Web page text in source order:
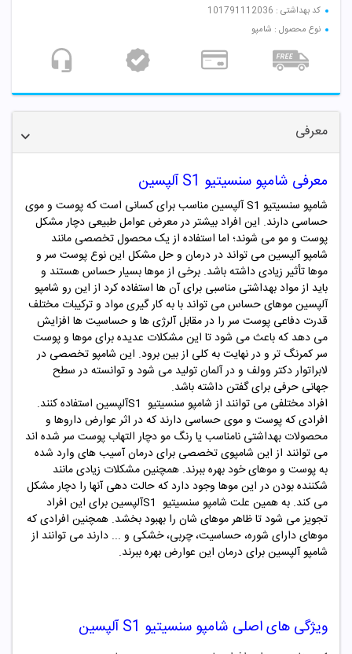
کد بهداشتی : 101791112036
نوع محصول : شامپو
معرفی
معرفی شامپو سنسیتیو S1 آلپسین
شامپو سنسیتیو S1 آلپسین مناسب برای کسانی است که پوست و موی
حساسی دارند. این افراد بیشتر در معرض عوامل طبیعی دچار مشکل
پوست و مو می شوند؛ اما استفاده از یک محصول تخصصی مانند
شامپو آلیسین می تواند در درمان و حل مشکل این نوع پوست سر و
موها تأثیر زیادی داشته باشد. برخی از موها بسیار حساس هستند و
باید از مواد بهداشتی مناسبی برای آن ها استفاده کرد از این رو شامپو
آلپسین موهای حساس می تواند با به کار گیری مواد و ترکیبات مختلف
قدرت دفاعی پوست سر را در مقابل آلرژی ها و حساسیت ها افزایش
می دهد که باعث می شود تا این مشکلات عدیده برای موها و پوست
سر کمرنگ تر و در نهایت به کلی از بین برود. این شامپو تخصصی در
لابراتوار دکتر وولف و در آلمان تولید می شود و توانسته در سطح
جهانی حرفی برای گفتن داشته باشد.
افراد مختلفی می توانند از شامپو سنسیتیو S1آلپسین استفاده کنند.
افرادی که پوست و موی حساسی دارند که در اثر عوارض داروها و
محصولات بهداشتی نامناسب یا رنگ مو دچار التهاب پوست سر شده اند
می توانند از این شامپوی تخصصی برای درمان آسیب های وارد شده
به پوست و موهای خود بهره ببرند. همچنین مشکلات زیادی مانند
شکننده بودن در این موها وجود دارد که حالت دهی آنها را دچار مشکل
می کند. به همین علت شامپو سنسیتیو S1آلپسین برای این افراد
تجویز می شود تا ظاهر موهای شان را بهبود بخشد. همچنین افرادی که
موهای دارای شوره، حساسیت، چربی، خشکی و ... دارند می توانند از
شامپو آلپسین برای درمان این عوارض بهره ببرند.
ویژگی های اصلی شامپو سنسیتیو S1 آلپسین